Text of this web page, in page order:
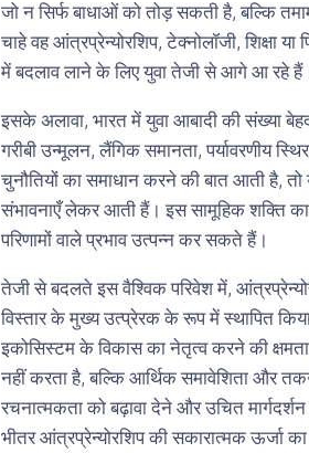
जो न सिर्फ बाधाओं को तोड़ सकती है, बल्कि
चाहे वह आंत्रप्रेन्योरशिप, टेक्नोलॉजी, शिक्षा
में बदलाव लाने के लिए युवा तेजी से आगे आ रहे
इसके अलावा, भारत में युवा आबादी की संख्या
गरीबी उन्मूलन, लैंगिक समानता, पर्यावरणीय
चुनौतियों का समाधान करने की बात आती है, तो
संभावनाएँ लेकर आती हैं। इस सामूहिक शक्ति
परिणामों वाले प्रभाव उत्पन्न कर सकते हैं।
तेजी से बदलते इस वैश्विक परिवेश में,
विस्तार के मुख्य उत्प्रेरक के रूप में स्थापित
इकोसिस्टम के विकास का नेतृत्व करने की
नहीं करता है, बल्कि आर्थिक समावेशिता और
रचनात्मकता को बढ़ावा देने और उचित
भीतर आंत्रप्रेन्योरशिप की सकारात्मक ऊर्जा